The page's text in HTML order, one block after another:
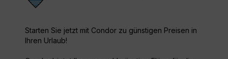
Starten Sie jetzt mit Condor zu günstigen Preisen in
Ihren Urlaub!